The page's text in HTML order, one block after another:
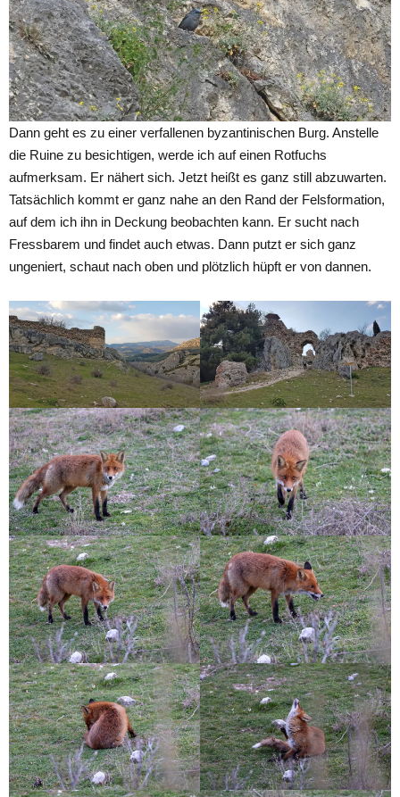
Dann geht es zu einer verfallenen byzantinischen Burg. Anstelle
die Ruine zu besichtigen, werde ich auf einen Rotfuchs
aufmerksam. Er nähert sich. Jetzt heißt es ganz still abzuwarten.
Tatsächlich kommt er ganz nahe an den Rand der Felsformation,
auf dem ich ihn in Deckung beobachten kann. Er sucht nach
Fressbarem und findet auch etwas. Dann putzt er sich ganz
ungeniert, schaut nach oben und plötzlich hüpft er von dannen.